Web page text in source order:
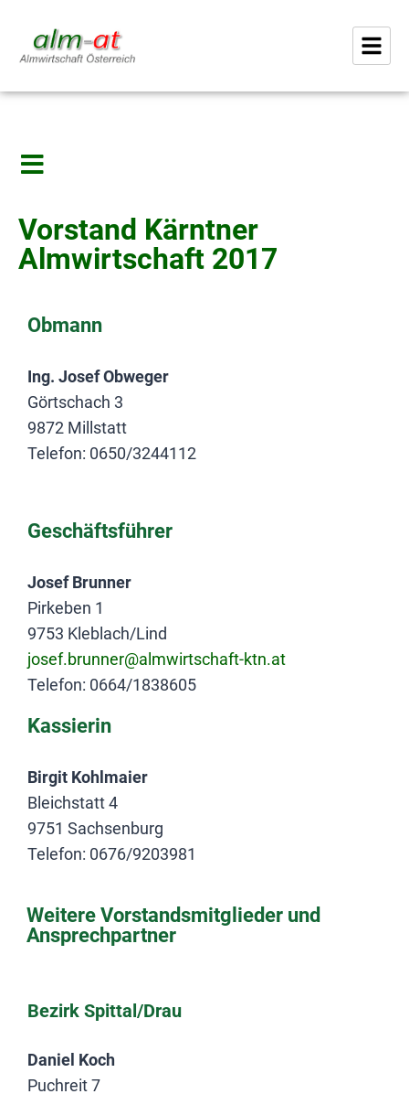
Vorstand Kärntner
Almwirtschaft 2017
Obmann
Ing. Josef Obweger
Görtschach 3
9872 Millstatt
Telefon: 0650/3244112
Geschäftsführer
Josef Brunner
Pirkeben 1
9753 Kleblach/Lind
josef.brunner@almwirtschaft-ktn.at
Telefon: 0664/1838605
Kassierin
Birgit Kohlmaier
Bleichstatt 4
9751 Sachsenburg
Telefon: 0676/9203981
Weitere Vorstandsmitglieder und
Ansprechpartner
Bezirk Spittal/Drau
Daniel Koch
Puchreit 7